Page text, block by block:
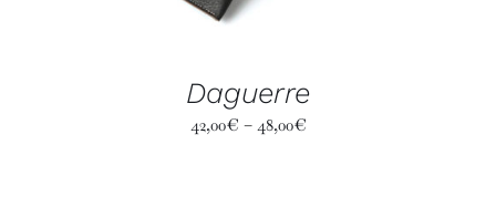
Daguerre
42,00€ – 48,00€